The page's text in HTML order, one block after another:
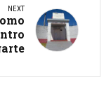
NEXT